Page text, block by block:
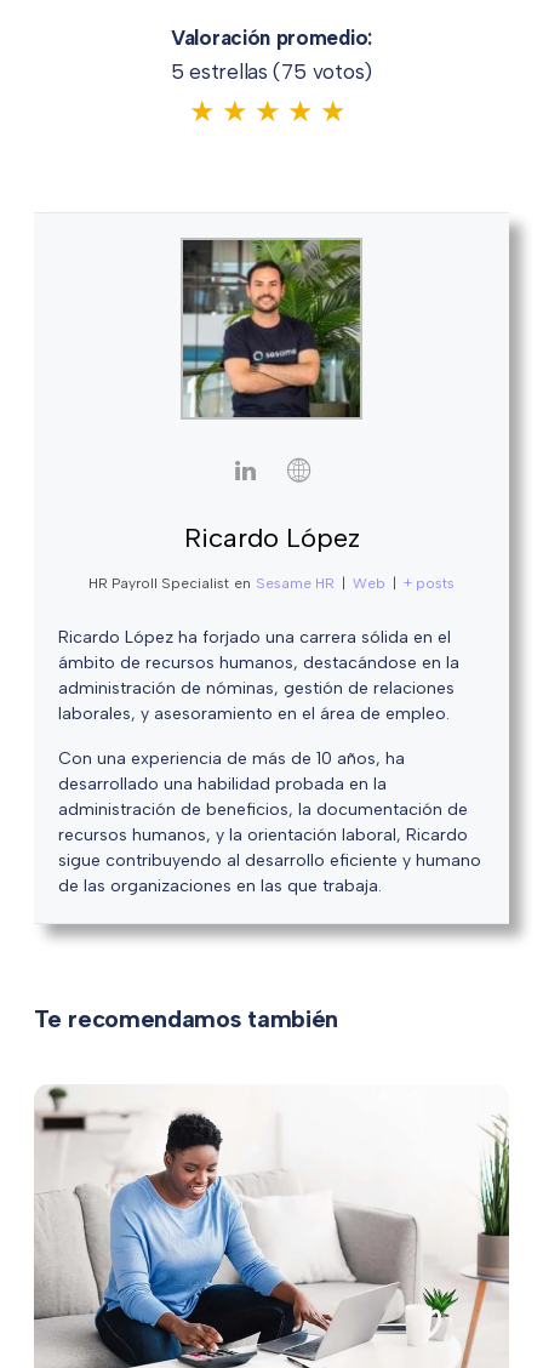
Valoración promedio:
5 estrellas (75 votos)
★ ★ ★ ★ ★
Ricardo López
HR Payroll Specialist en Sesame HR Web + posts
Ricardo López ha forjado una carrera sólida en el
ámbito de recursos humanos, destacándose en la
administración de nóminas, gestión de relaciones
laborales, y asesoramiento en el área de empleo.
Con una experiencia de más de 10 años, ha
desarrollado una habilidad probada en la
administración de beneficios, la documentación de
recursos humanos, y la orientación laboral, Ricardo
sigue contribuyendo al desarrollo eficiente y humano
de las organizaciones en las que trabaja.
Te recomendamos también